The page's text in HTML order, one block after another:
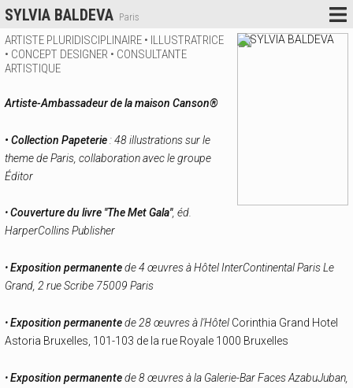
SYLVIA BALDEVA Paris
ARTISTE PLURIDISCIPLINAIRE • ILLUSTRATRICE
• CONCEPT DESIGNER • CONSULTANTE
ARTISTIQUE
Artiste-Ambassadeur de la maison Canson®
• Collection Papeterie : 48 illustrations sur le
theme de Paris, collaboration avec le groupe
Éditor
•Couverture du livre "The Met Gala", éd.
HarperCollins Publisher
•Exposition permanentede 4 œuvres à Hôtel InterContinental Paris Le
Grand, 2 rue Scribe 75009 Paris
•Exposition permanentede 28 œuvres à l'Hôtel Corinthia Grand Hotel
Astoria Bruxelles, 101-103 de la rue Royale 1000 Bruxelles
•Exposition permanentede 8 œuvres à la Galerie-Bar Faces AzabuJuban,